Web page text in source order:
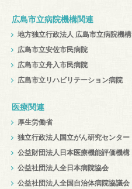
広島市立病院機構関連
地方独立行政法人 広島市立病院機構
広島市立安佐市民病院
広島市立舟入市民病院
広島市立リハビリテーション病院
医療関連
厚生労働省
独立行政法人国立がん研究センター
公益財団法人日本医療機能評価機構
公益社団法人全日本病院協会
公益社団法人全国自治体病院協議会